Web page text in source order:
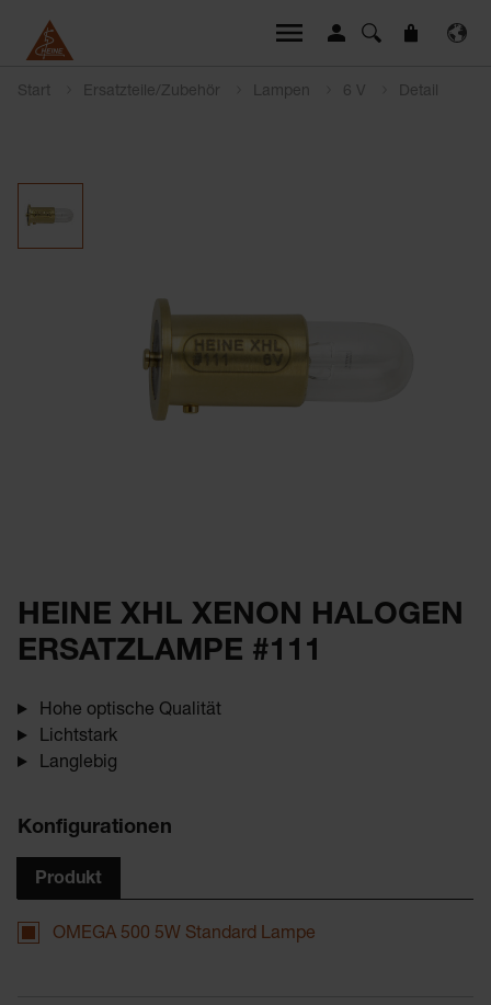
Start Ersatzteile/Zubehör Lampen 6 V Detail
HEINE XHL XENON HALOGEN
ERSATZLAMPE #111
Hohe optische Qualität
Lichtstark
Langlebig
Konfigurationen
Produkt
OMEGA 500 5W Standard Lampe